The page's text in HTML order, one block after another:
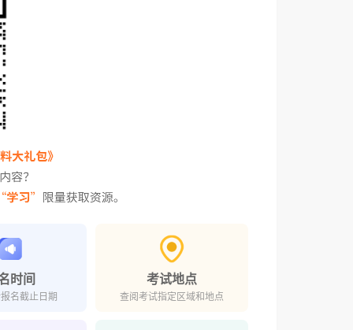
时间
名截止日期
考试地点
查阅考试指定区域和地点